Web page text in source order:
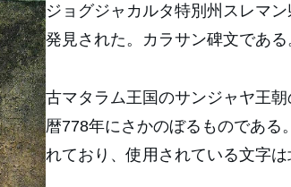
ジョグジャカルタ特別州スレマ
発見された。カラサン碑文である
古マタラム王国のサンジャヤ王
暦778年にさかのぼるものであ
れており、使用されている文字